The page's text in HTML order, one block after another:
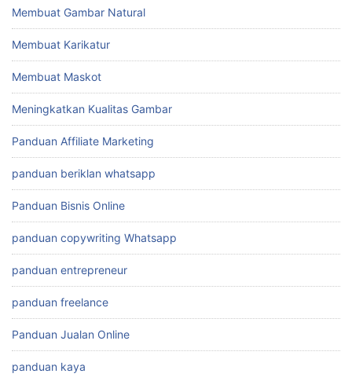
Membuat Gambar Natural
Membuat Karikatur
Membuat Maskot
Meningkatkan Kualitas Gambar
Panduan Affiliate Marketing
panduan beriklan whatsapp
Panduan Bisnis Online
panduan copywriting Whatsapp
panduan entrepreneur
panduan freelance
Panduan Jualan Online
panduan kaya